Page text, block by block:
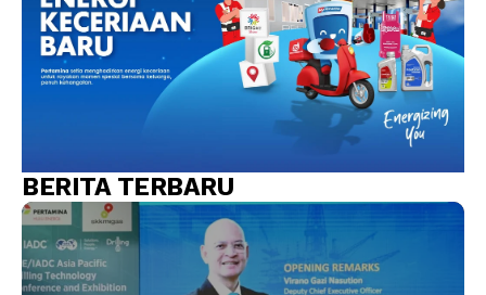
BERITA TERBARU